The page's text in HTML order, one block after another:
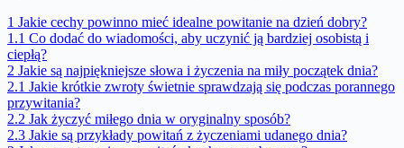
1 Jakie cechy powinno mieć idealne powitanie na dzień dobry?
1.1 Co dodać do wiadomości, aby uczynić ją bardziej osobistą i
ciepłą?
2 Jakie są najpiękniejsze słowa i życzenia na miły początek dnia?
2.1 Jakie krótkie zwroty świetnie sprawdzają się podczas porannego
przywitania?
2.2 Jak życzyć miłego dnia w oryginalny sposób?
2.3 Jakie są przykłady powitań z życzeniami udanego dnia?